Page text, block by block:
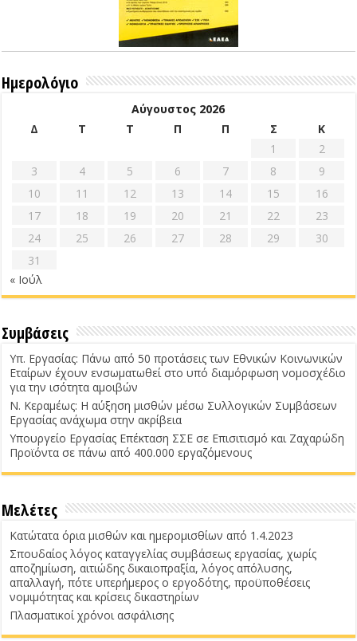
Ημερολόγιο
Αύγουστος 2026
Δ
Τ Τ Π Π Σ
Κ
1
2
3
4 5 6 7 8
9
10
11 12 13 14 15
16
17
18 19 20 21 22
23
24
25 26 27 28 29
30
31
« Ιούλ
Συμβάσεις
Υπ. Εργασίας: Πάνω από 50 προτάσεις των Εθνικών Κοινωνικών
Εταίρων έχουν ενσωματωθεί στο υπό διαμόρφωση νομοσχέδιο
για την ισότητα αμοιβών
Ν. Κεραμέως: Η αύξηση μισθών μέσω Συλλογικών Συμβάσεων
Εργασίας ανάχωμα στην ακρίβεια
Υπουργείο Εργασίας Επέκταση ΣΣΕ σε Επισιτισμό και Ζαχαρώδη
Προϊόντα σε πάνω από 400.000 εργαζόμενους
Μελέτες
Κατώτατα όρια μισθών και ημερομισθίων από 1.4.2023
Σπουδαίος λόγος καταγγελίας συμβάσεως εργασίας, χωρίς
αποζημίωση, αιτιώδης δικαιοπραξία, λόγος απόλυσης,
απαλλαγή, πότε υπερήμερος ο εργοδότης, προϋποθέσεις
νομιμότητας και κρίσεις δικαστηρίων
Πλασματικοί χρόνοι ασφάλισης